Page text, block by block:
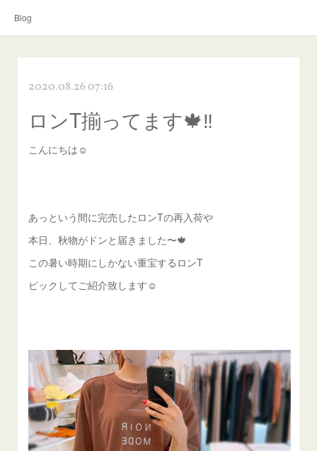
Blog
2020.08.26 07:16
ロンT揃ってます🍁‼️
こんにちは☺︎
あっという間に完売したロンTの再入荷や
本日、秋物がドンと届きました〜🍁
この暑い時期にしかない重宝するロンT
ピックしてご紹介致します☺︎